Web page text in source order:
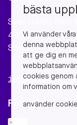
Sven Hultins Plats 1
412 58 Gothenburg
Sweden
Follow us
bästa
Vi använder
denna
att ge dig en
cookies genom
information om
använder